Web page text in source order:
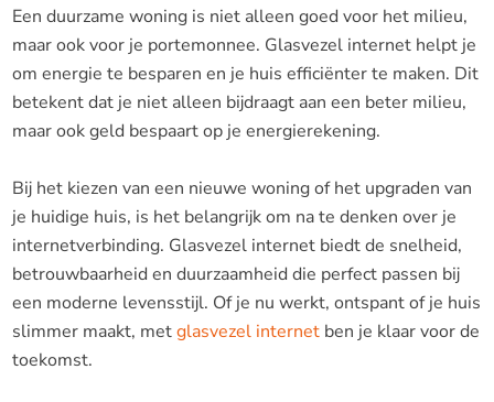
Een duurzame woning is niet alleen goed voor het milieu,
maar ook voor je portemonnee. Glasvezel internet helpt je
om energie te besparen en je huis efficiënter te maken. Dit
betekent dat je niet alleen bijdraagt aan een beter milieu,
maar ook geld bespaart op je energierekening.
Bij het kiezen van een nieuwe woning of het upgraden van
je huidige huis, is het belangrijk om na te denken over je
internetverbinding. Glasvezel internet biedt de snelheid,
betrouwbaarheid en duurzaamheid die perfect passen bij
een moderne levensstijl. Of je nu werkt, ontspant of je huis
slimmer maakt, metglasvezel internetben je klaar voor de
toekomst.